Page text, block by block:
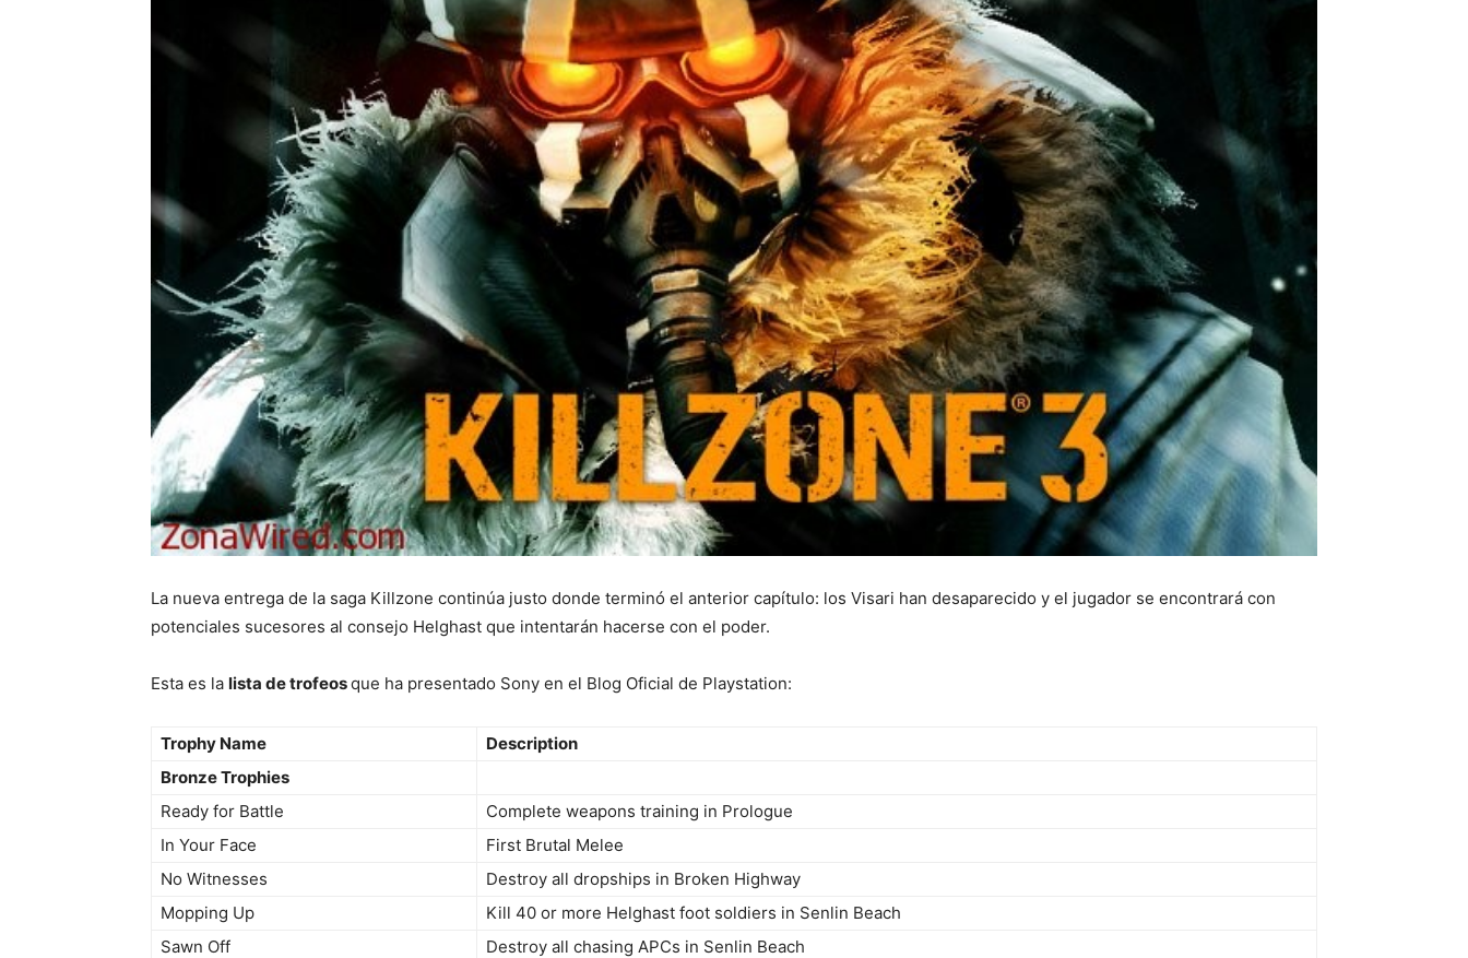
La nueva entrega de la saga Killzone continúa justo donde terminó el anterior capítulo: los Visari han desaparecido y el jugador se encontrará con
potenciales sucesores al consejo Helghast que intentarán hacerse con el poder.
Esta es la lista de trofeosque ha presentado Sony en el Blog Oficial de Playstation:
Trophy Name
Description
Bronze Trophies
Ready for Battle
Complete weapons training in Prologue
In Your Face
First Brutal Melee
No Witnesses
Destroy all dropships in Broken Highway
Mopping Up
Kill 40 or more Helghast foot soldiers in Senlin Beach
Sawn Off
Destroy all chasing APCs in Senlin Beach